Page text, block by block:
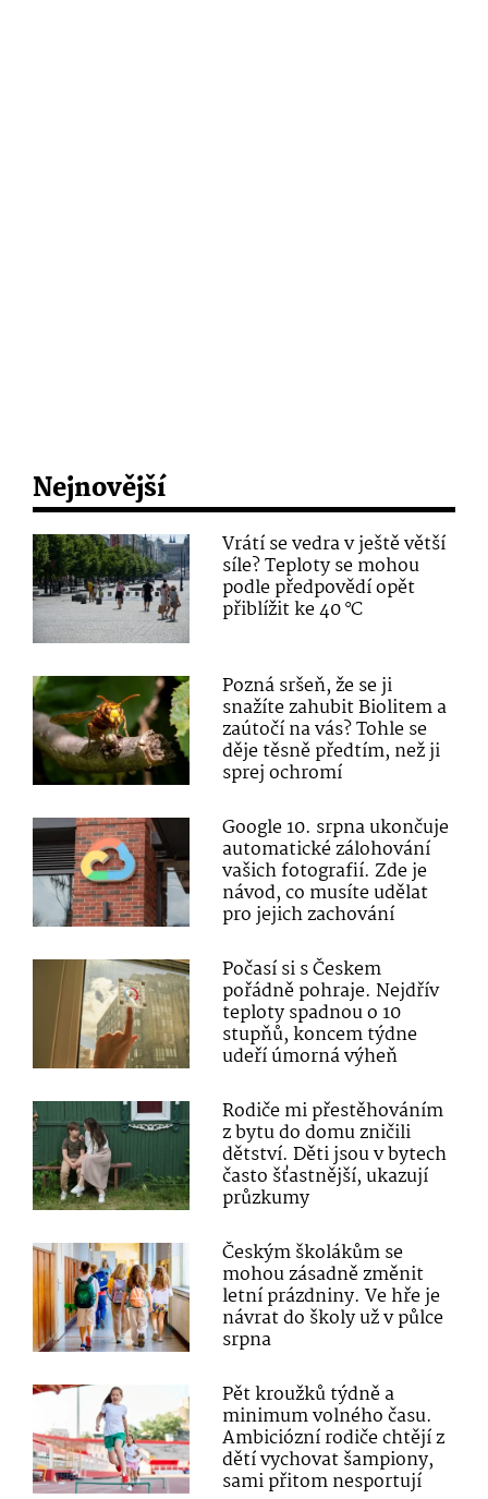
Nejnovější
Vrátí se vedra v ještě větší
síle? Teploty se mohou
podle předpovědí opět
přiblížit ke 40 °C
Pozná sršeň, že se ji
snažíte zahubit Biolitem a
zaútočí na vás? Tohle se
děje těsně předtím, než ji
sprej ochromí
Google 10. srpna ukončuje
automatické zálohování
vašich fotografií. Zde je
návod, co musíte udělat
pro jejich zachování
Počasí si s Českem
pořádně pohraje. Nejdřív
teploty spadnou o 10
stupňů, koncem týdne
udeří úmorná výheň
Rodiče mi přestěhováním
z bytu do domu zničili
dětství. Děti jsou v bytech
často šťastnější, ukazují
průzkumy
Českým školákům se
mohou zásadně změnit
letní prázdniny. Ve hře je
návrat do školy už v půlce
srpna
Pět kroužků týdně a
minimum volného času.
Ambiciózní rodiče chtějí z
dětí vychovat šampiony,
sami přitom nesportují